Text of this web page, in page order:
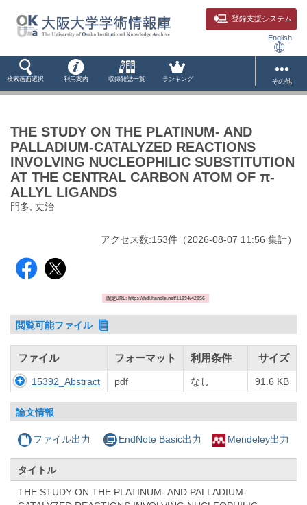
登録支援システム
English
検索画面選択 利用案内 収録雑誌一覧 ランキング その他
THE STUDY ON THE PLATINUM- AND
PALLADIUM-CATALYZED REACTIONS
INVOLVING NUCLEOPHILIC SUBSTITUTION
AT THE CENTRAL CARBON ATOM OF π-
ALLYL LIGANDS
門多, 丈治
アクセス数:153件 （2026-08-07 11:56 集計）
固定URL: https://hdl.handle.net/11094/42056
閲覧可能ファイル
ファイル フォーマット 利用条件 サイズ
15392_Abstract pdf なし 91.6 KB
論文情報
ファイル出力 EndNote Basic出力 Mendeley出力
タイトル
THE STUDY ON THE PLATINUM- AND PALLADIUM-